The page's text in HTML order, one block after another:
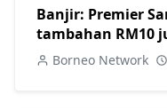
Banjir: Premier
tambahan RM10
Borneo Network